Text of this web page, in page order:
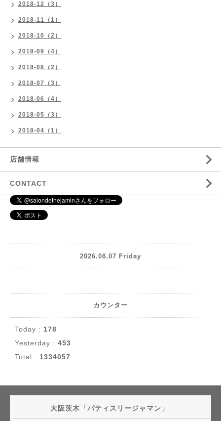
2018-12（3）
2018-11（1）
2018-10（2）
2018-09（4）
2018-08（2）
2018-07（3）
2018-06（4）
2018-05（3）
2018-04（1）
店舗情報
CONTACT
2026.08.07 Friday
カウンター
Today : 178
Yesterday : 453
Total : 1334057
大阪茨木「パティスリージャマン」